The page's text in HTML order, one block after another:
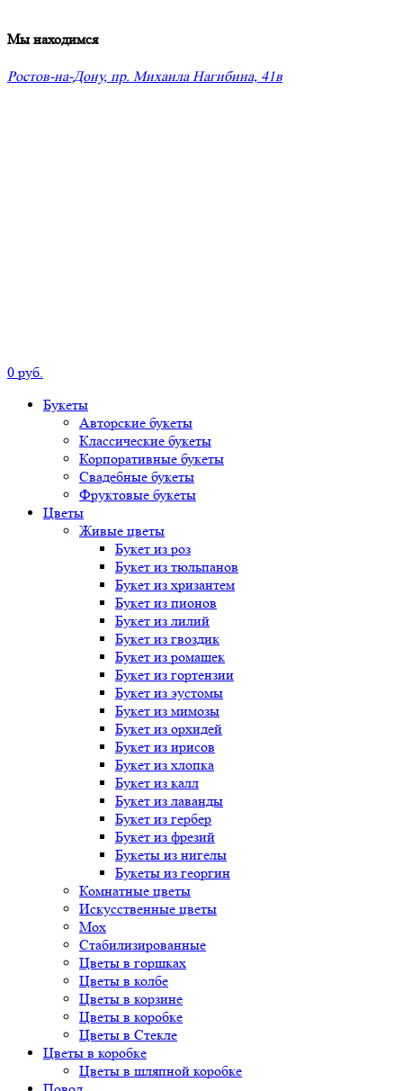
Мы находимся
Ростов-на-Дону, пр. Михаила Нагибина, 41в
0 руб.
Букеты
Авторские букеты
Классические букеты
Корпоративные букеты
Свадебные букеты
Фруктовые букеты
Цветы
Живые цветы
Букет из роз
Букет из тюльпанов
Букет из хризантем
Букет из пионов
Букет из лилий
Букет из гвоздик
Букет из ромашек
Букет из гортензии
Букет из эустомы
Букет из мимозы
Букет из орхидей
Букет из ирисов
Букет из хлопка
Букет из калл
Букет из лаванды
Букет из гербер
Букет из фрезий
Букеты из нигелы
Букеты из георгин
Комнатные цветы
Искусственные цветы
Мох
Стабилизированные
Цветы в горшках
Цветы в колбе
Цветы в корзине
Цветы в коробке
Цветы в Стекле
Цветы в коробке
Цветы в шляпной коробке